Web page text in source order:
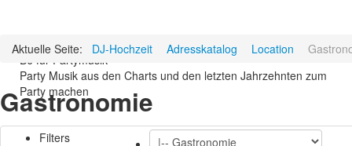
DJ für Partymusik
Party Musik aus den Charts und den letzten Jahrzehnten zum
Party machen
Aktuelle Seite: DJ-Hochzeit Adresskatalog Location
Gastronomie
Filters